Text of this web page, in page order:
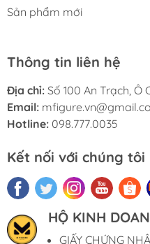
Sản phẩm mới
Thông tin liên hệ
Địa chỉ: Số 100 An Trạch,
Email:
Hotline: 098.777.0035
Kết nối với chúng tôi
HỘ KINH
GIẤY CHỨNG